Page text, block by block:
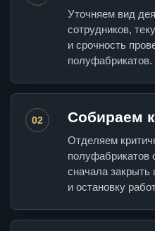
Уточняем вид
сотрудников,
и срочность
полуфабрикатов.
02 Собираем
Отделяем
полуфабрикатов
сначала
и остановку